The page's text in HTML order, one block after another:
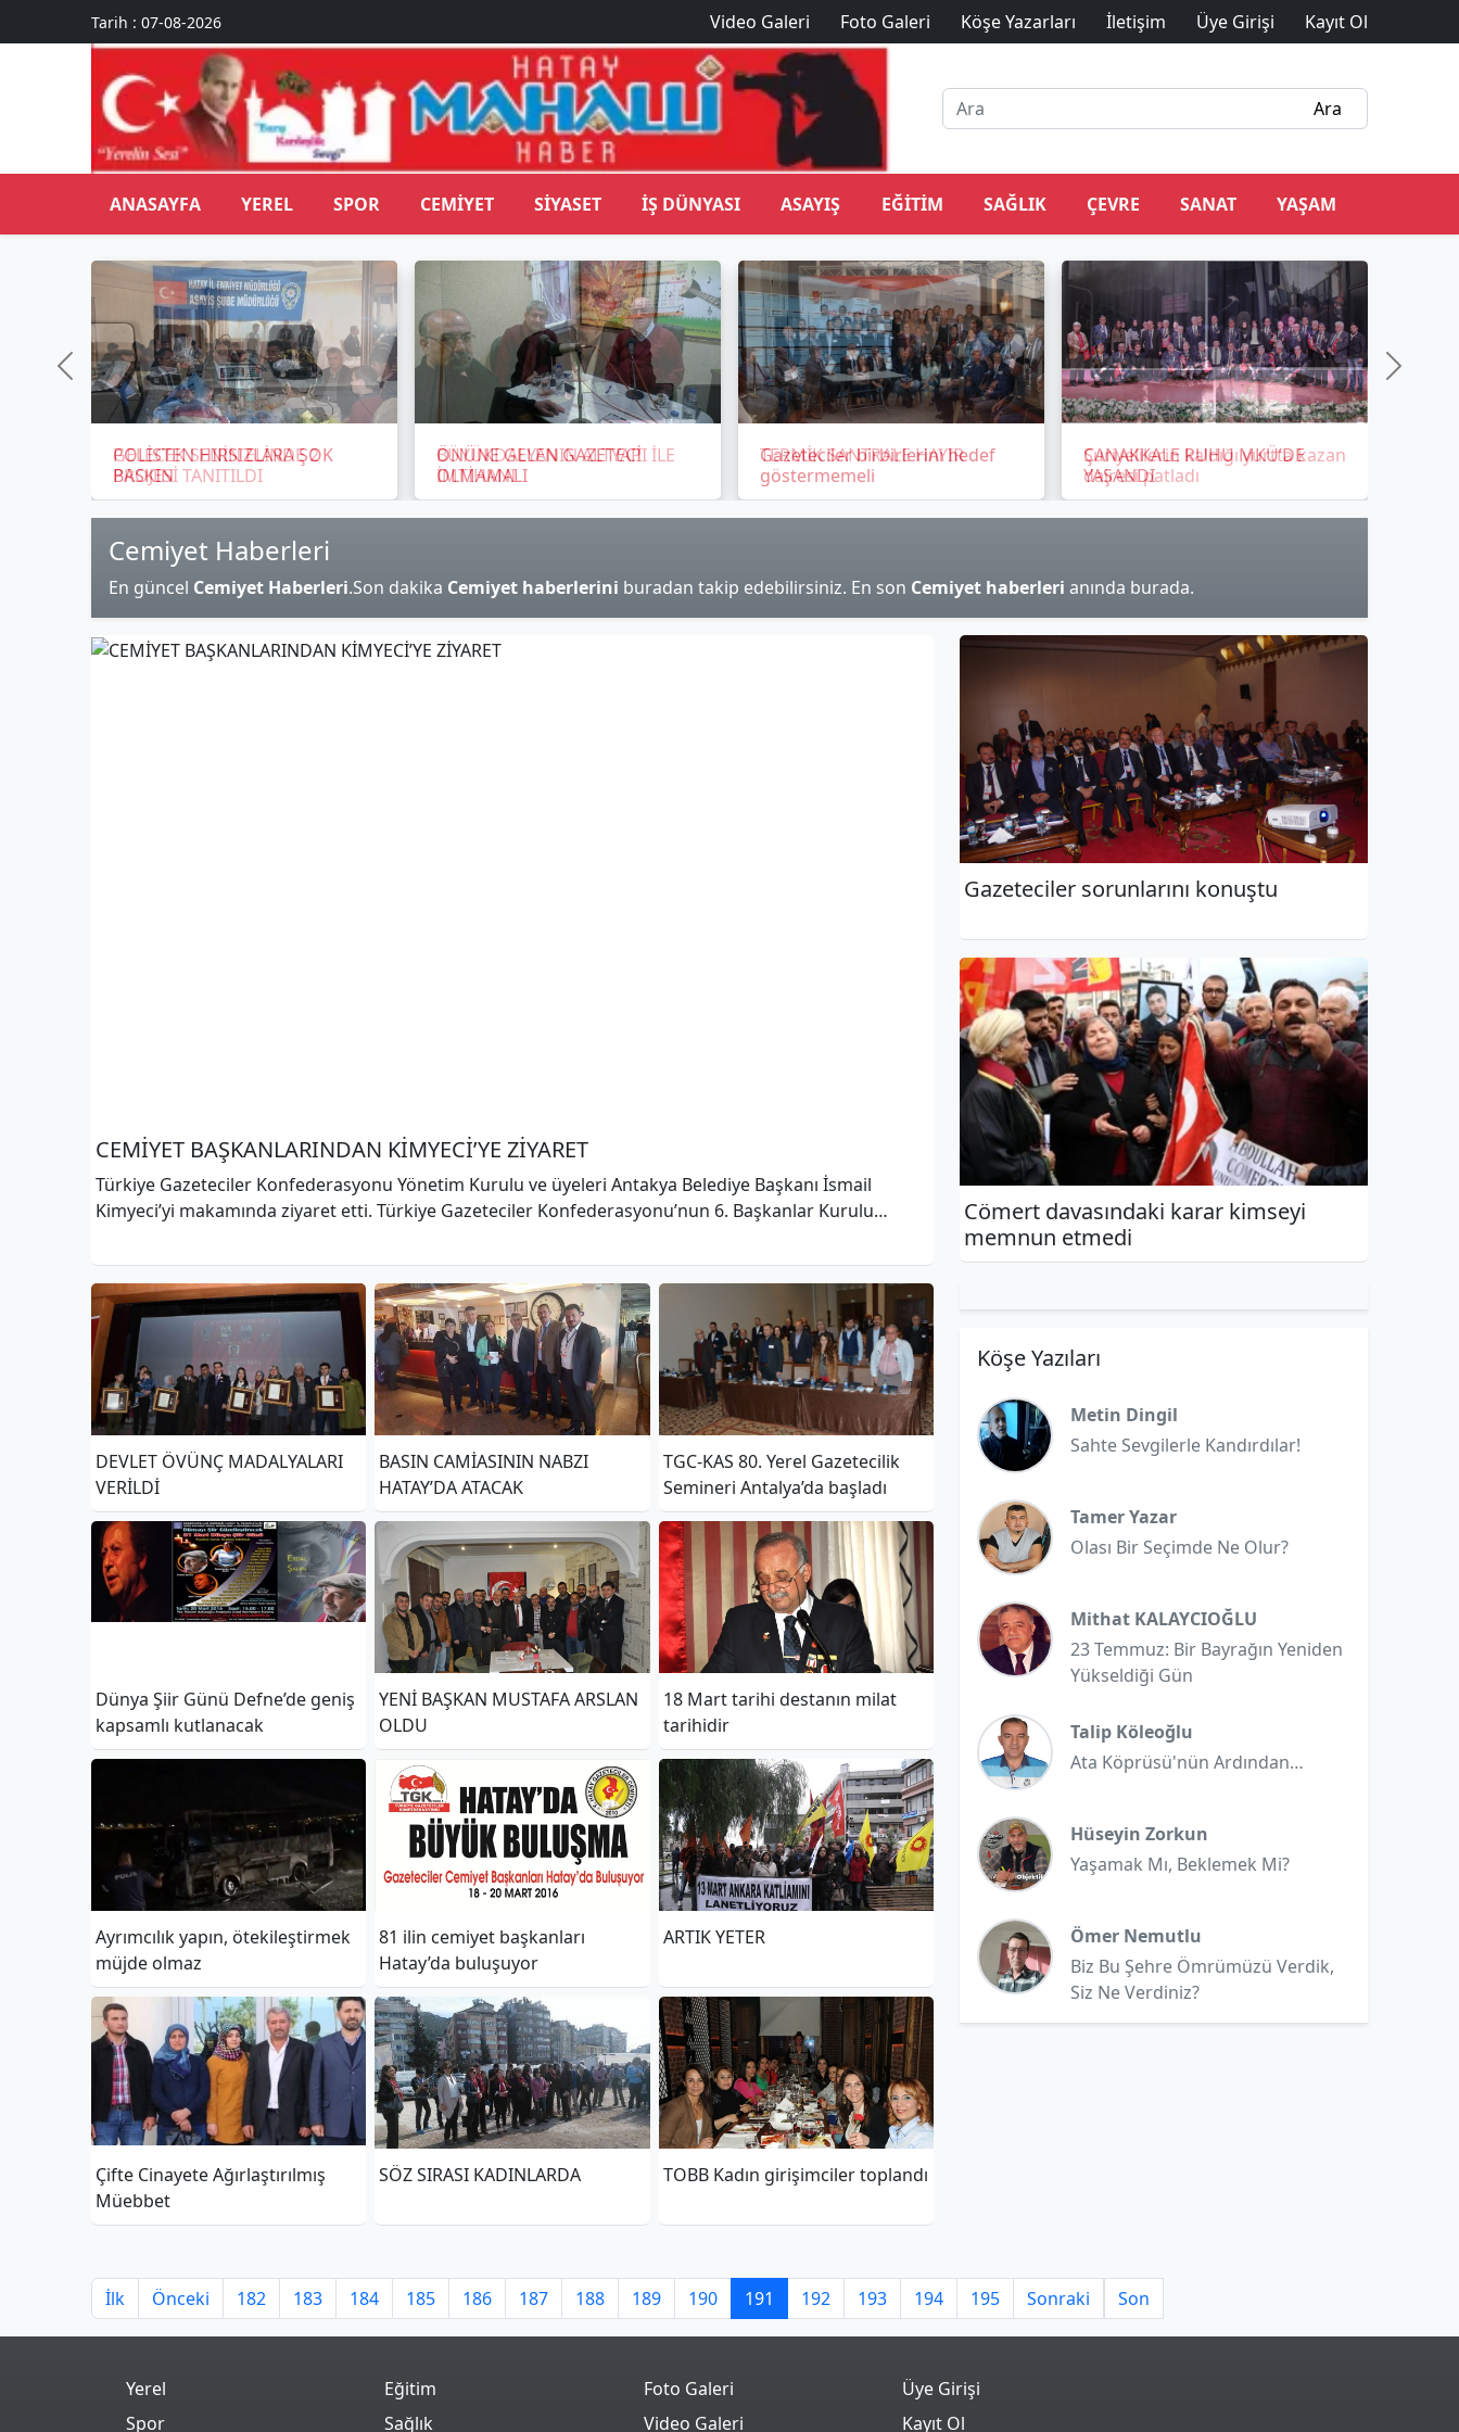
Tarih : 07-08-2026 Video Galeri Foto Galeri Köşe Yazarları İletişim Üye Girişi Kayıt Ol
ANASAYFA YEREL SPOR CEMIYET SIYASET İŞ DÜNYASI ASAYIŞ EĞITIM SAĞLIK ÇEVRE SANAT YAŞAM
POLİSTEN HIRSIZLARA ŞOK
BASKIN
ÖNÜNE GELEN GAZETECİ
OLMAMALI
Gazeteciler birbirlerini hedef
göstermemeli
ÇANAKKALE RUHU MKÜ’DE
YAŞANDI
Cemiyet Haberleri
En güncel Cemiyet Haberleri.Son dakika Cemiyet haberlerini buradan takip edebilirsiniz. En son Cemiyet haberleri anında burada.
CEMİYET BAŞKANLARINDAN KİMYECİ’YE ZİYARET
Türkiye Gazeteciler Konfederasyonu Yönetim Kurulu ve üyeleri Antakya Belediye Başkanı İsmail
Kimyeci’yi makamında ziyaret etti. Türkiye Gazeteciler Konfederasyonu’nun 6. Başkanlar Kurulu
Gazeteciler sorunlarını konuştu
Cömert davasındaki karar kimseyi
memnun etmedi
DEVLET ÖVÜNÇ MADALYALARI
VERİLDİ
BASIN CAMİASININ NABZI
HATAY’DA ATACAK
TGC-KAS 80. Yerel Gazetecilik
Semineri Antalya’da başladı
Dünya Şiir Günü Defne’de geniş
kapsamlı kutlanacak
YENİ BAŞKAN MUSTAFA ARSLAN
OLDU
18 Mart tarihi destanın milat
tarihidir
Ayrımcılık yapın, ötekileştirmek
müjde olmaz
81 ilin cemiyet başkanları
Hatay’da buluşuyor
ARTIK YETER
Çifte Cinayete Ağırlaştırılmış
Müebbet
SÖZ SIRASI KADINLARDA TOBB Kadın girişimciler toplandı
Köşe Yazıları
Metin Dingil
Sahte Sevgilerle Kandırdılar!
Tamer Yazar
Olası Bir Seçimde Ne Olur?
Mithat KALAYCIOĞLU
23 Temmuz: Bir Bayrağın Yeniden
Yükseldiği Gün
Talip Köleoğlu
Ata Köprüsü'nün Ardından…
Hüseyin Zorkun
Yaşamak Mı, Beklemek Mi?
Ömer Nemutlu
Biz Bu Şehre Ömrümüzü Verdik,
Siz Ne Verdiniz?
İlk Önceki 182 183 184 185 186 187 188 189 190 191 192 193 194 195 Sonraki Son
Yerel
Spor
Eğitim
Sağlık
Foto Galeri
Video Galeri
Üye Girişi
Kayıt Ol